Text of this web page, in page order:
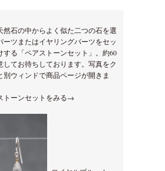
然石の中からよく似た二つの石を選
ーツまたはイヤリングパーツをセッ
する「ペアストーンセット」。約60
してお待ちしております。写真をク
別ウィンドで商品ページが開きま
トーンセットをみる→